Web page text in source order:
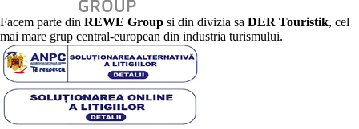
Facem parte din REWE Group si din divizia sa DER Touristik, cel
mai mare grup central-european din industria turismului.